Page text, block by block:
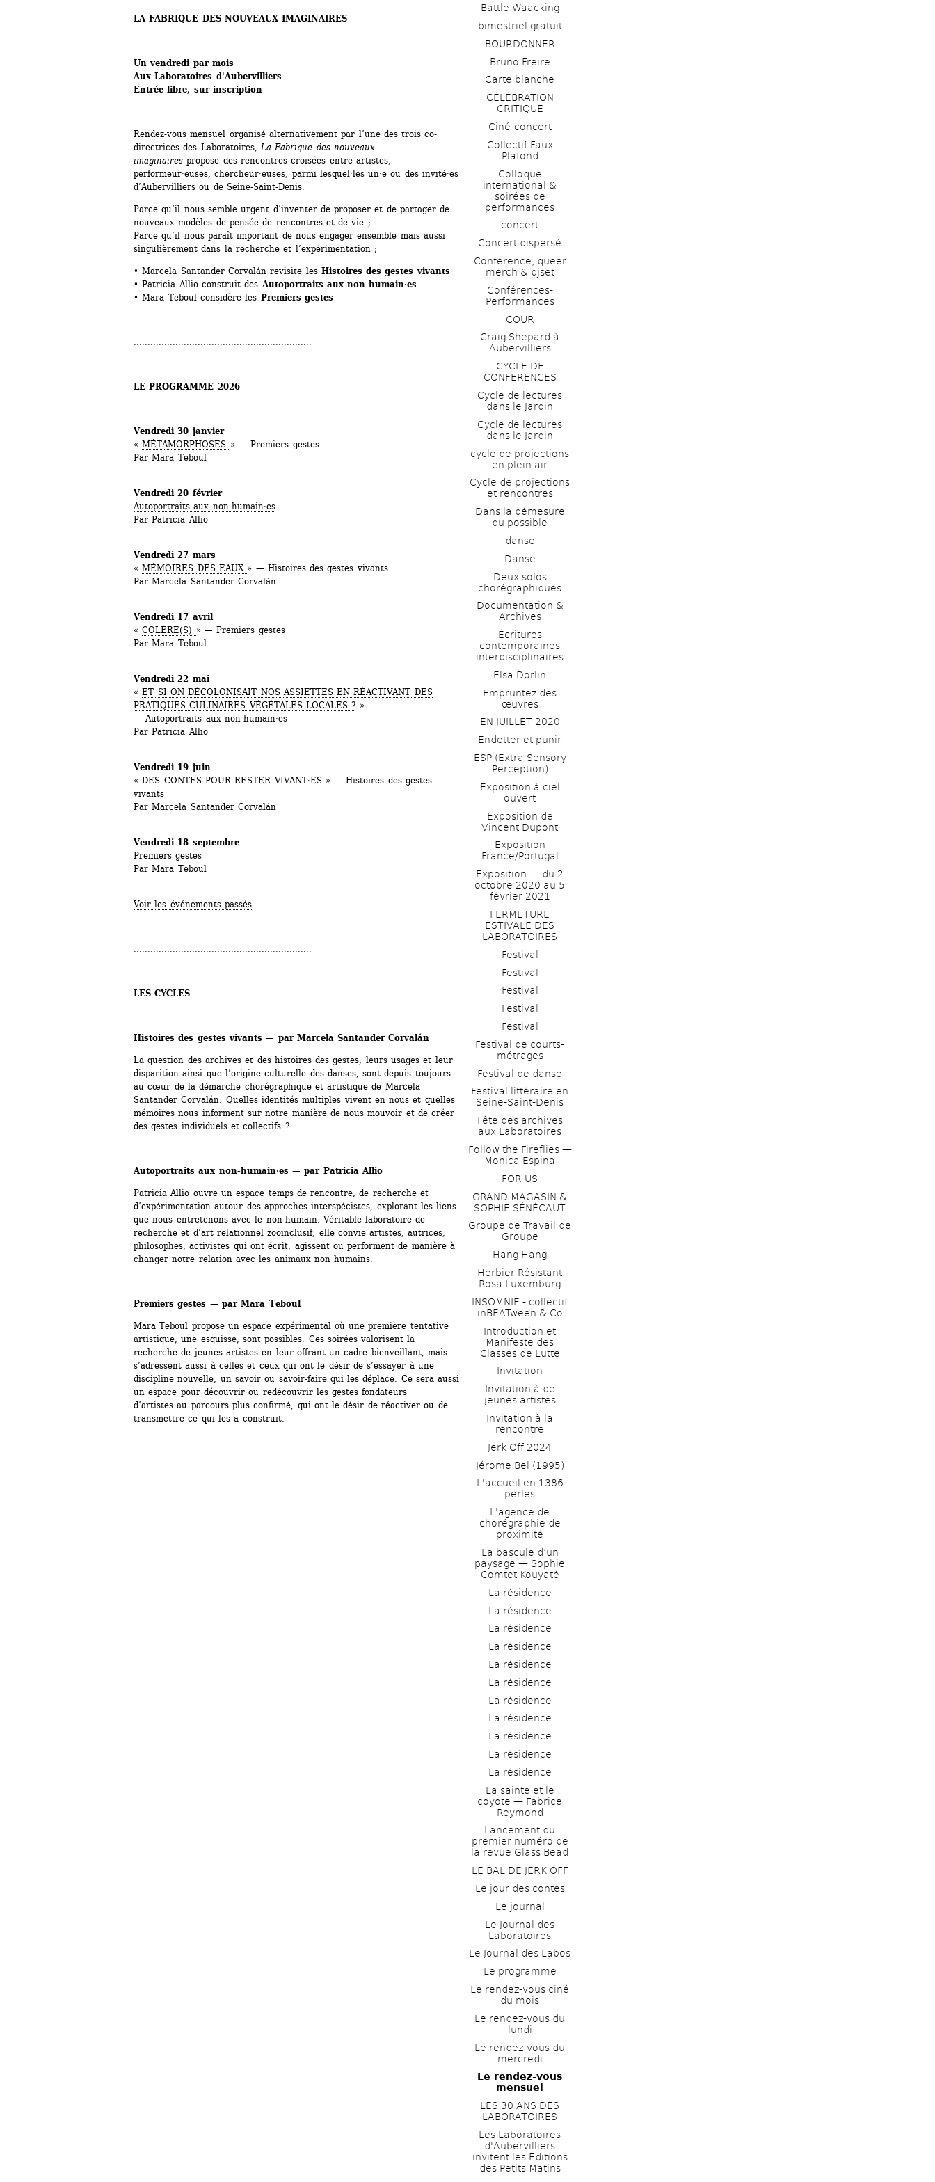
LA FABRIQUE DES NOUVEAUX IMAGINAIRES
Un vendredi par mois
Aux Laboratoires d'Aubervilliers
Entrée libre, sur inscription
Rendez-vous mensuel organisé alternativement par l’une des trois co-
directrices des Laboratoires, La Fabrique des nouveaux
imaginaires propose des rencontres croisées entre artistes,
performeur·euses, chercheur·euses, parmi lesquel·les un·e ou des invité·es
d’Aubervilliers ou de Seine-Saint-Denis.
Parce qu’il nous semble urgent d’inventer de proposer et de partager de
nouveaux modèles de pensée de rencontres et de vie ;
Parce qu’il nous paraît important de nous engager ensemble mais aussi
singulièrement dans la recherche et l’expérimentation ;
• Marcela Santander Corvalán revisite les Histoires des gestes vivants
• Patricia Allio construit des Autoportraits aux non-humain·es
• Mara Teboul considère les Premiers gestes
................................................................
LE PROGRAMME 2026
Vendredi 30 janvier
« MÉTAMORPHOSES » — Premiers gestes
Par Mara Teboul
Vendredi 20 février
Autoportraits aux non-humain·es
Par Patricia Allio
Vendredi 27 mars
« MÉMOIRES DES EAUX » — Histoires des gestes vivants
Par Marcela Santander Corvalán
Vendredi 17 avril
« COLÈRE(S) » — Premiers gestes
Par Mara Teboul
Vendredi 22 mai
« ET SI ON DÉCOLONISAIT NOS ASSIETTES EN RÉACTIVANT DES
PRATIQUES CULINAIRES VÉGÉTALES LOCALES ? »
— Autoportraits aux non-humain·es
Par Patricia Allio
Vendredi 19 juin
« DES CONTES POUR RESTER VIVANT·ES » — Histoires des gestes
vivants
Par Marcela Santander Corvalán
Vendredi 18 septembre
Premiers gestes
Par Mara Teboul
Voir les événements passés
................................................................
LES CYCLES
Histoires des gestes vivants — par Marcela Santander Corvalán
La question des archives et des histoires des gestes, leurs usages et leur
disparition ainsi que l’origine culturelle des danses, sont depuis toujours
au cœur de la démarche chorégraphique et artistique de Marcela
Santander Corvalán. Quelles identités multiples vivent en nous et quelles
mémoires nous informent sur notre manière de nous mouvoir et de créer
des gestes individuels et collectifs ?
Autoportraits aux non-humain·es — par Patricia Allio
Patricia Allio ouvre un espace temps de rencontre, de recherche et
d’expérimentation autour des approches interspécistes, explorant les liens
que nous entretenons avec le non-humain. Véritable laboratoire de
recherche et d’art relationnel zooinclusif, elle convie artistes, autrices,
philosophes, activistes qui ont écrit, agissent ou performent de manière à
changer notre relation avec les animaux non humains.
Premiers gestes — par Mara Teboul
Mara Teboul propose un espace expérimental où une première tentative
artistique, une esquisse, sont possibles. Ces soirées valorisent la
recherche de jeunes artistes en leur offrant un cadre bienveillant, mais
s’adressent aussi à celles et ceux qui ont le désir de s’essayer à une
discipline nouvelle, un savoir ou savoir-faire qui les déplace. Ce sera aussi
un espace pour découvrir ou redécouvrir les gestes fondateurs
d’artistes au parcours plus confirmé, qui ont le désir de réactiver ou de
transmettre ce qui les a construit.
Battle Waacking
bimestriel gratuit
BOURDONNER
Bruno Freire
Carte blanche
CÉLÉBRATION
CRITIQUE
Ciné-concert
Collectif Faux
Plafond
Colloque
international &
soirées de
performances
concert
Concert dispersé
Conférence, queer
merch & djset
Conférences-
Performances
COUR
Craig Shepard à
Aubervilliers
CYCLE DE
CONFERENCES
Cycle de lectures
dans le Jardin
Cycle de lectures
dans le Jardin
cycle de projections
en plein air
Cycle de projections
et rencontres
Dans la démesure
du possible
danse
Danse
Deux solos
chorégraphiques
Documentation &
Archives
Écritures
contemporaines
interdisciplinaires
Elsa Dorlin
Empruntez des
œuvres
EN JUILLET 2020
Endetter et punir
ESP (Extra Sensory
Perception)
Exposition à ciel
ouvert
Exposition de
Vincent Dupont
Exposition
France/Portugal
Exposition ― du 2
octobre 2020 au 5
février 2021
FERMETURE
ESTIVALE DES
LABORATOIRES
Festival
Festival
Festival
Festival
Festival
Festival de courts-
métrages
Festival de danse
Festival littéraire en
Seine-Saint-Denis
Fête des archives
aux Laboratoires
Follow the Fireflies —
Monica Espina
FOR US
GRAND MAGASIN &
SOPHIE SÉNÉCAUT
Groupe de Travail de
Groupe
Hang Hang
Herbier Résistant
Rosa Luxemburg
INSOMNIE - collectif
inBEATween & Co
Introduction et
Manifeste des
Classes de Lutte
Invitation
Invitation à de
jeunes artistes
Invitation à la
rencontre
Jerk Off 2024
Jérome Bel (1995)
L'accueil en 1386
perles
L'agence de
chorégraphie de
proximité
La bascule d’un
paysage — Sophie
Comtet Kouyaté
La résidence
La résidence
La résidence
La résidence
La résidence
La résidence
La résidence
La résidence
La résidence
La résidence
La résidence
La sainte et le
coyote — Fabrice
Reymond
Lancement du
premier numéro de
la revue Glass Bead
LE BAL DE JERK OFF
Le jour des contes
Le journal
Le Journal des
Laboratoires
Le Journal des Labos
Le programme
Le rendez-vous ciné
du mois
Le rendez-vous du
lundi
Le rendez-vous du
mercredi
Le rendez-vous
mensuel
LES 30 ANS DES
LABORATOIRES
Les Laboratoires
d'Aubervilliers
invitent les Editions
des Petits Matins